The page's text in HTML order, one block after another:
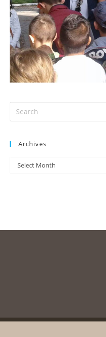
Archives
Select Month